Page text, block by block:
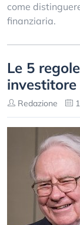
come
finanziaria.
Le 5
Redazione